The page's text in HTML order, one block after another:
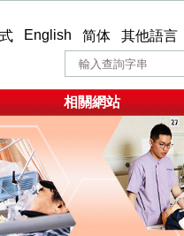
English 简体 其他語言
相關網站